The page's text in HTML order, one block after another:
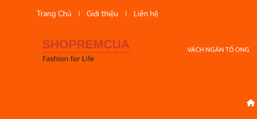
Trang Chủ Giới thiệu Liên hệ
VÁCH NGĂN TỔ ONG